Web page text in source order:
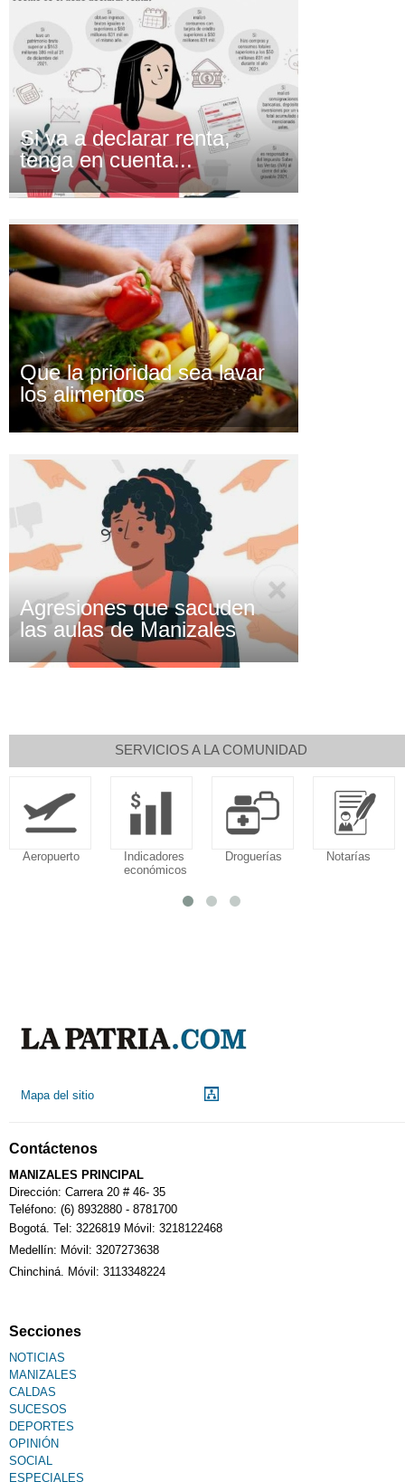
Si va a declarar renta,
tenga en cuenta...
Que la prioridad sea lavar
los alimentos
Agresiones que sacuden
las aulas de Manizales
SERVICIOS A LA COMUNIDAD
Indicadores
Droguerías Notarías
Calendario
Mapa del sitio
Contáctenos
MANIZALES PRINCIPAL
Dirección: Carrera 20 # 46- 35
Teléfono: (6) 8932880 - 8781700
Bogotá. Tel: 3226819 Móvil: 3218122468
Medellín: Móvil: 3207273638
Chinchiná. Móvil: 3113348224
Secciones
NOTICIAS
MANIZALES
CALDAS
SUCESOS
DEPORTES
OPINIÓN
SOCIAL
ESPECIALES